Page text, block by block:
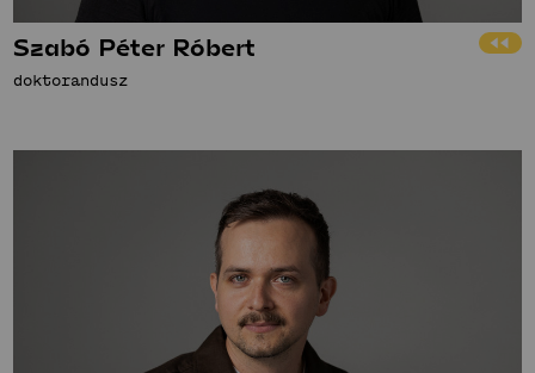
Szabó Péter Róbert
doktorandusz